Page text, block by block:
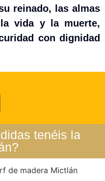
reinado, las almas
vida y la muerte,
con dignidad
tenéis la